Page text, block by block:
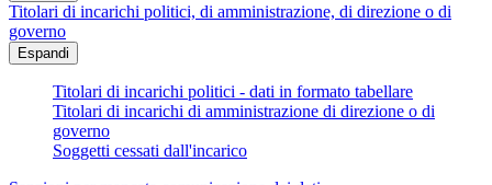
Titolari di incarichi politici, di amministrazione, di direzione o di
governo
Espandi
Titolari di incarichi politici - dati in formato tabellare
Titolari di incarichi di amministrazione di direzione o di
governo
Soggetti cessati dall'incarico